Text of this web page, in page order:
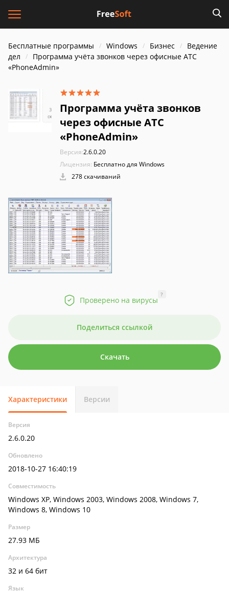
Бесплатные программы Windows Бизнес
Ведение
дел
Программа учёта звонков через офисные АТС
«PhoneAdmin»
Программа учёта звонков
через офисные АТС
«PhoneAdmin»
Версия:2.6.0.20
Лицензия: Бесплатно для Windows
278 скачиваний
Проверено на вирусы
?
Поделиться ссылкой
Скачать
Характеристики Версии
Версия
2.6.0.20
Обновлено
2018-10-27 16:40:19
Совместимость
Windows XP, Windows 2003, Windows 2008, Windows 7,
Windows 8, Windows 10
Размер
27.93 МБ
Архитектура
32 и 64 бит
Язык